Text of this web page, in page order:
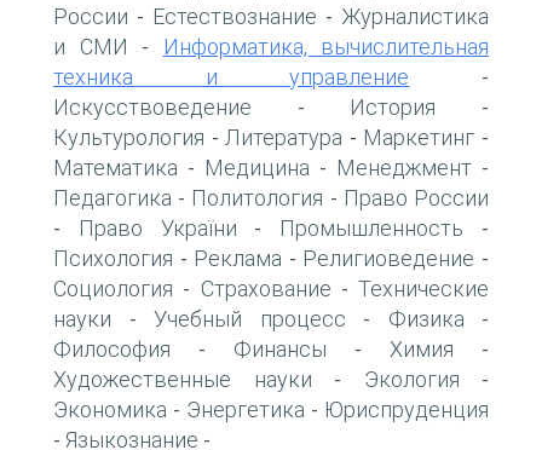
России - Естествознание - Журналистика
и СМИ -
Информатика, вычислительная
техника и управление -
Искусствоведение - История -
Культурология - Литература - Маркетинг -
Математика - Медицина - Менеджмент -
Педагогика - Политология - Право России
- Право України - Промышленность -
Психология - Реклама - Религиоведение -
Социология - Страхование - Технические
науки - Учебный процесс - Физика -
Философия - Финансы - Химия -
Художественные науки - Экология -
Экономика - Энергетика - Юриспруденция
- Языкознание -